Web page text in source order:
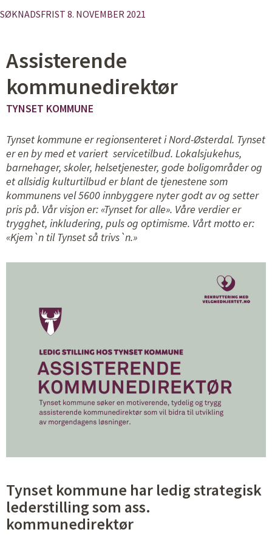
SØKNADSFRIST 8. NOVEMBER 2021
Assisterende
kommunedirektør
TYNSET KOMMUNE
Tynset kommune er regionsenteret i Nord-Østerdal. Tynset
er en by med et variert servicetilbud. Lokalsjukehus,
barnehager, skoler, helsetjenester, gode boligområder og
et allsidig kulturtilbud er blant de tjenestene som
kommunens vel 5600 innbyggere nytergodt av og setter
pris på. Vår visjon er: «Tynset for alle». Våre verdier er
trygghet, inkludering, puls og optimisme. Vårt motto er:
«Kjem`n til Tynset så trivs`n.»
Tynset kommune har ledig strategisk
lederstilling som ass.
kommunedirektør